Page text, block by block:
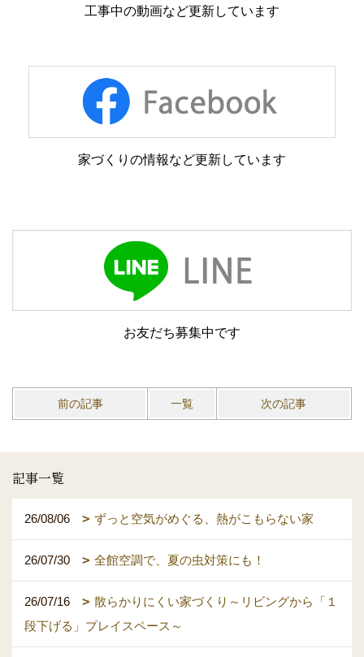
工事中の動画など更新しています
家づくりの情報など更新しています
お友だち募集中です
前の記事 一覧 次の記事
記事一覧
26/08/06 ずっと空気がめぐる、熱がこもらない家
26/07/30 全館空調で、夏の虫対策にも！
26/07/16
散らかりにくい家づくり～リビングから「１
段下げる」プレイスペース～